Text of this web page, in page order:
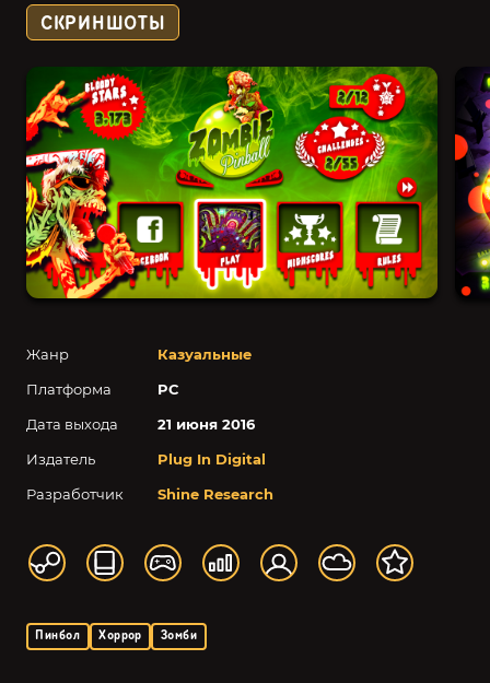
Жанр
Казуальные
Платформа
PC
Дата выхода
21 июня 2016
Издатель
Plug In Digital
Разработчик
Shine Research
Пинбол Хоррор Зомби
СКРИНШОТЫ